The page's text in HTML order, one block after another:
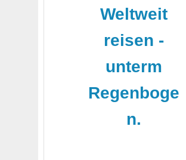
Weltweit
reisen -
unterm
Regenboge
n.